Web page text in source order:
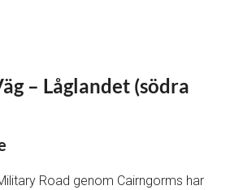
– Låglandet (södra
Road genom Cairngorms har